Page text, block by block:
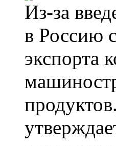
Из-за
в Россию
экспорта